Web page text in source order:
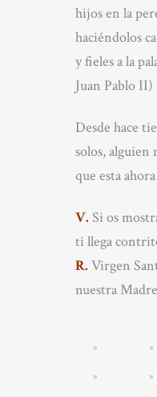
hijos en la
haciéndolos
y fieles a la
Juan Pablo II)
Desde hace
solos, alguien
que esta
V. Si os
ti llega
R. Virgen
nuestra